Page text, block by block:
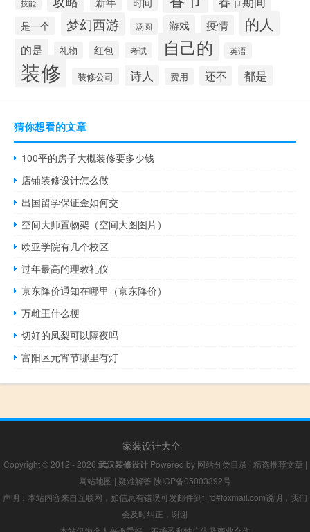
技能
是一个 梦幻西游 汤圆 游戏 疫情 的人
的是 礼物 红包 考试 自己的 英语
装修 装修公司 诗人 费用 还不 都是
猜你想看的文章
100平的房子大概装修要多少钱
店铺装修设计怎么做
出国留学保证金如何交
空间大师置物架（空间大图图片）
欧亚学院有几个校区
过年最高的理教礼仪
京东降价通知在哪里（京东降价）
万雌王什么梗
切好的凤梨可以隔夜吗
富阳区元宵节哪里有灯
家装设计大全
Copyright © 2012 - 2026 武汉装修设计Powered by 网站分类目录 | 精选推荐文章 |
网站地图 | 疑难解答 陕ICP备05003392号
声明：本站内容来自互联网，如信息有错误可发邮件到f_fb#foxmail.com说明，我们
会及时纠正，谢谢